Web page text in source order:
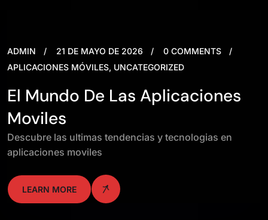
ADMIN 21 DE MAYO DE 2026
0 COMMENTS
APLICACIONES MÓVILES, UNCATEGORIZED
El Mundo De Las Aplicaciones
Moviles
Descubre las ultimas tendencias y tecnologias en
aplicaciones moviles
LEARN MORE